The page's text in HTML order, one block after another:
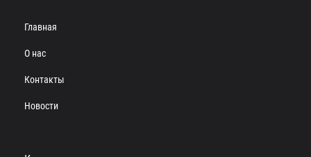
Главная
О нас
Контакты
Новости